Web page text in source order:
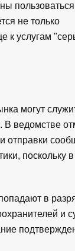
не только
к услугам
могут
ведомстве
отправки
поскольку
в
и